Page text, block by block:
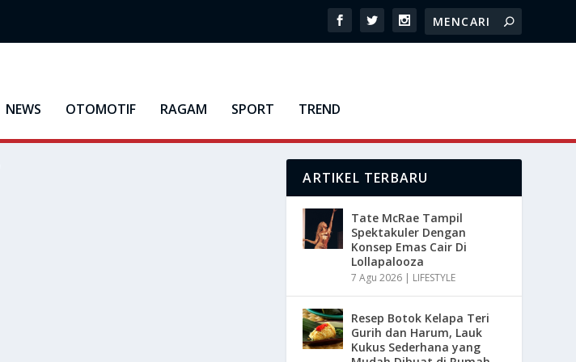
NEWS OTOMOTIF RAGAM SPORT TREND
ARTIKEL TERBARU
Tate McRae Tampil
Spektakuler Dengan
Konsep Emas Cair Di
Lollapalooza
7 Agu 2026 | LIFESTYLE
Resep Botok Kelapa Teri
Gurih dan Harum, Lauk
Kukus Sederhana yang